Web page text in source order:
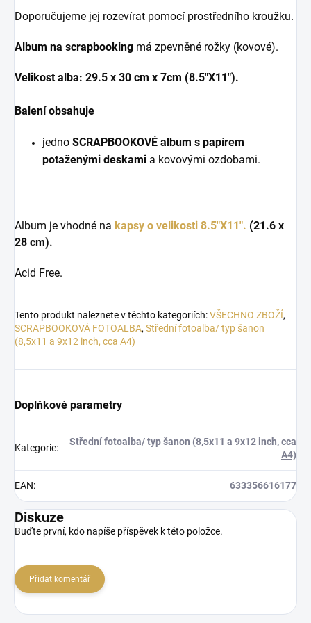
Doporučujeme jej rozevírat pomocí prostředního kroužku.
Album na scrapbooking má zpevněné rožky (kovové).
Velikost alba: 29.5 x 30 cm x 7cm (8.5"X11").
Balení obsahuje
jedno SCRAPBOOKOVÉ album s papírem
potaženými deskami a kovovými ozdobami.
Album je vhodné na kapsy o velikosti 8.5"X11". (21.6 x
28 cm).
Acid Free.
Tento produkt naleznete v těchto kategoriích:VŠECHNO ZBOŽÍ,
SCRAPBOOKOVÁ FOTOALBA, Střední fotoalba/ typ šanon
(8,5x11 a 9x12 inch, cca A4)
Doplňkové parametry
Kategorie:
Střední fotoalba/ typ šanon (8,5x11 a 9x12 inch, cca
A4)
EAN: 633356616177
Diskuze
Buďte první, kdo napíše příspěvek k této položce.
Přidat komentář